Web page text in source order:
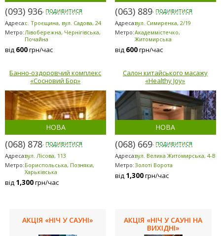
(093) 936-7869
Адреса:с. Троєщина, вул. Садова, 24
Метро:Лівобережна, Чернігівська,
Почайна
від 600грн/час
(063) 889-6200
Адреса:вул. Симиренка, 2/19
Метро:Академмістечко,
Житомирська
від 600грн/час
Банно-оздоровчий комплекс
«Сосновий Бор»
НОВА
(068) 878-5953
Адреса:вул. Лісова, 113
Метро: Бориспольська, Позняки,
Харьківська
від 1,300грн/час
Салон китайського масажу
«Healthy Joy»
НОВА
(068) 669-7071
Адреса:вул. Велика Житомирська, 4-В
Метро:Золоті Ворота
від 1,300грн/час
АКЦІЯ «НІЧ У САУНІ»
АКЦІЯ «НІЧ У САУНІ НА
ВИХІДНІ»